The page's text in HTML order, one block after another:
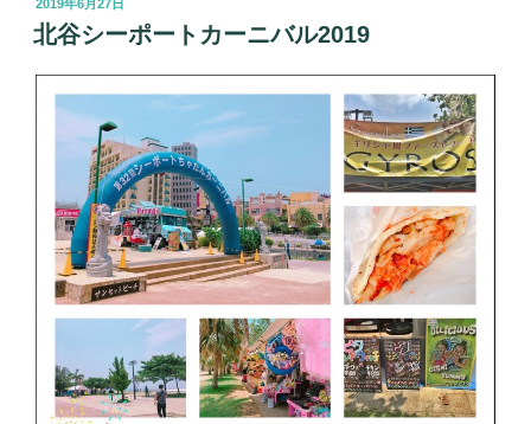
投
稿
日:
2019年6月27日
北谷シーポートカーニバル2019